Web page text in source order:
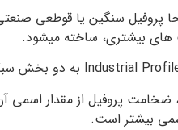
پروفیل سنگین یا قوطعی
بیشتری، ساخته میشود.
پروفیل از مقدار اسمی
بیشتر است.